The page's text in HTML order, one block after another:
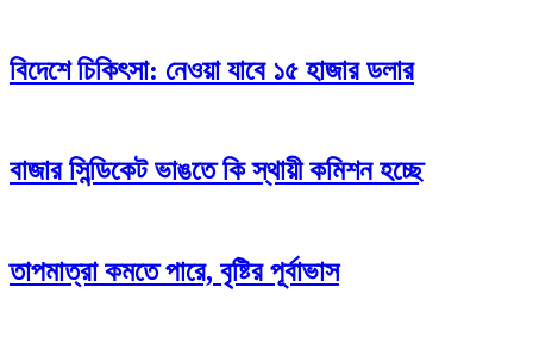
বিদেশে চিকিৎসা: নেওয়া যাবে ১৫ হাজার ডলার
বাজার সিন্ডিকেট ভাঙতে কি স্থায়ী কমিশন হচ্ছে
তাপমাত্রা কমতে পারে, বৃষ্টির পূর্বাভাস